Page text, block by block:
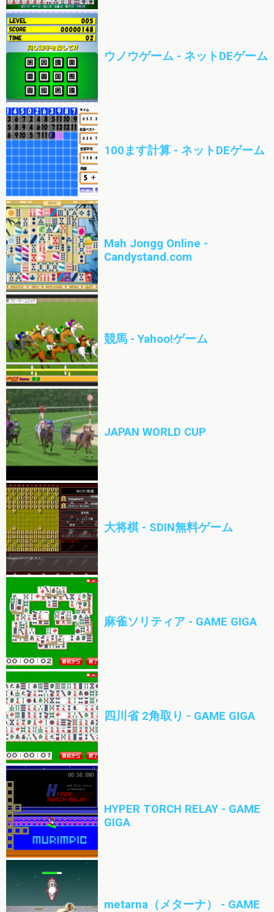
ウノウゲーム - ネットDEゲーム
100ます計算 - ネットDEゲーム
Mah Jongg Online -
Candystand.com
競馬 - Yahoo!ゲーム
JAPAN WORLD CUP
大将棋 - SDIN無料ゲーム
麻雀ソリティア - GAME GIGA
四川省 2角取り - GAME GIGA
HYPER TORCH RELAY - GAME
GIGA
metarna（メターナ） - GAME